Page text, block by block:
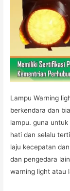
Lampu Warning
berkendara dan
lampu. guna
hati dan selalu
laju kecepatan
dan pengedara
warning light atau